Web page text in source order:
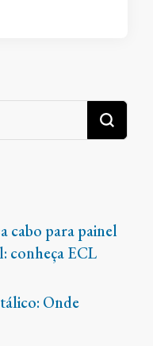
cabo para painel
conheça ECL
Onde